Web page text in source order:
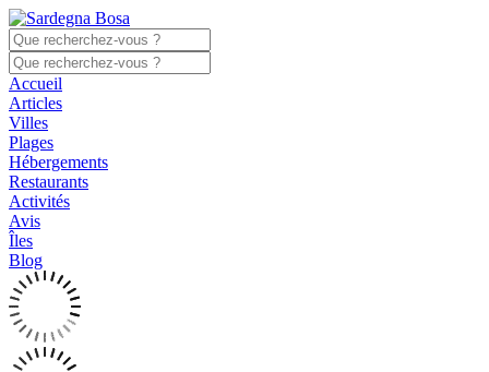
Accueil
Articles
Villes
Plages
Hébergements
Restaurants
Activités
Avis
Îles
Blog